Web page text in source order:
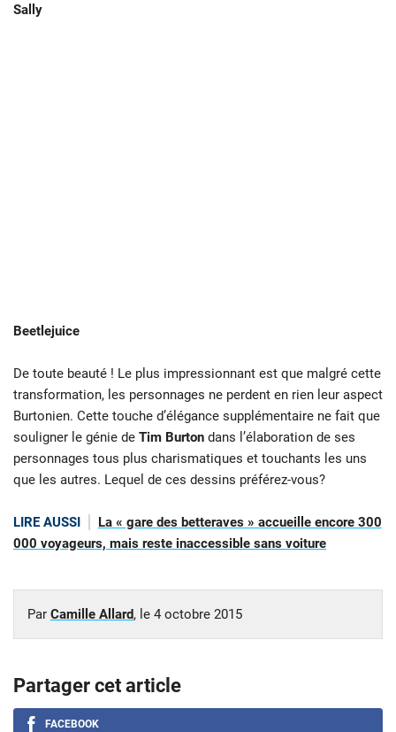
Sally
Beetlejuice
De toute beauté ! Le plus impressionnant est que malgré cette
transformation, les personnages ne perdent en rien leur aspect
Burtonien. Cette touche d’élégance supplémentaire ne fait que
souligner le génie de Tim Burton dans l’élaboration de ses
personnages tous plus charismatiques et touchants les uns
que les autres. Lequel de ces dessins préférez-vous?
LIRE AUSSI
La « gare des betteraves » accueille encore 300
000 voyageurs, mais reste inaccessible sans voiture
Par Camille Allard, le 4 octobre 2015
Partager cet article
FACEBOOK